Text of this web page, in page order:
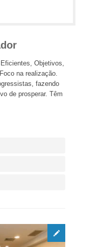
Objetivos,
na realização.
fazendo
de prosperar. Têm